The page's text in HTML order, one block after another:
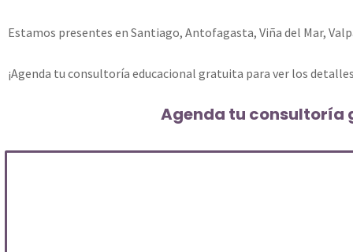
Estamos presentes en Santiago, Antofagasta, Viña del Mar,
¡Agenda tu consultoría educacional gratuita para ver los
Agenda tu consultoría